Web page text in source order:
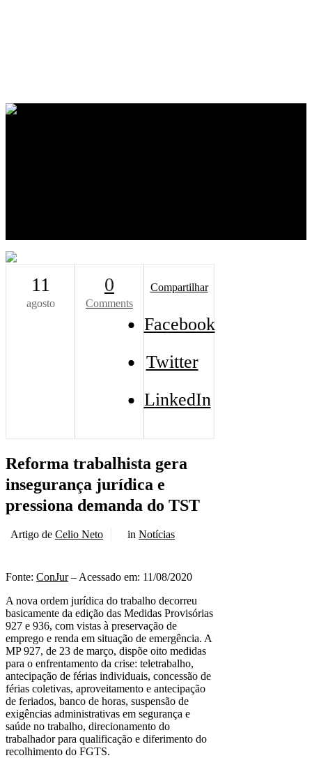
11
agosto
0
Comments
Compartilhar
Facebook
Twitter
LinkedIn
Reforma trabalhista gera
insegurança jurídica e
pressiona demanda do TST
Artigo de Celio Neto in Notícias
Fonte: ConJur– Acessado em: 11/08/2020
A nova ordem jurídica do trabalho decorreu
basicamente da edição das Medidas Provisórias
927 e 936, com vistas à preservação de
emprego e renda em situação de emergência. A
MP 927, de 23 de março, dispõe oito medidas
para o enfrentamento da crise: teletrabalho,
antecipação de férias individuais, concessão de
férias coletivas, aproveitamento e antecipação
de feriados, banco de horas, suspensão de
exigências administrativas em segurança e
saúde no trabalho, direcionamento do
trabalhador para qualificação e diferimento do
recolhimento do FGTS.